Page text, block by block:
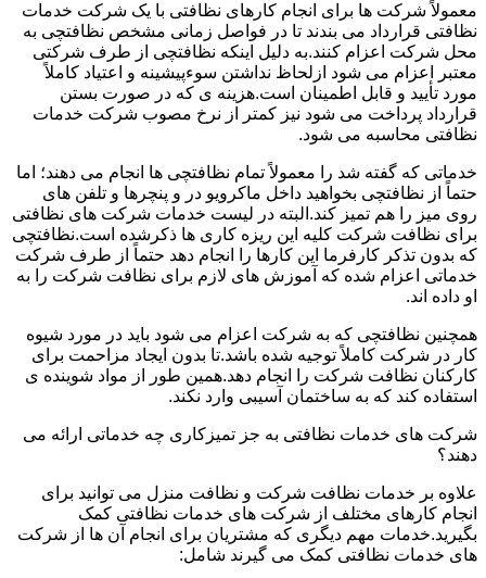
معمولاً شرکت ها برای انجام کارهای نظافتی با یک شرکت خدمات
نظافتی قرارداد می بندند تا در فواصل زمانی مشخص نظافتچی به
محل شرکت اعزام کنند.به دلیل اینکه نظافتچی از طرف شرکتی
معتبر اعزام می شود ازلحاظ نداشتن سوءپیشینه و اعتیاد کاملاً
مورد تأیید و قابل اطمینان است.هزینه ی که در صورت بستن
قرارداد پرداخت می شود نیز کمتر از نرخ مصوب شرکت خدمات
نظافتی محاسبه می شود.
خدماتی که گفته شد را معمولاً تمام نظافتچی ها انجام می دهند؛ اما
حتماً از نظافتچی بخواهید داخل ماکرویو در و پنچرها و تلفن های
روی میز را هم تمیز کند.البته در لیست خدمات شرکت های نظافتی
برای نظافت شرکت کلیه این ریزه کاری ها ذکرشده است.نظافتچی
که بدون تذکر کارفرما این کارها را انجام دهد حتماً از طرف شرکت
خدماتی اعزام شده که آموزش های لازم برای نظافت شرکت را به
او داده اند.
همچنین نظافتچی که به شرکت اعزام می شود باید در مورد شیوه
کار در شرکت کاملاً توجیه شده باشد.تا بدون ایجاد مزاحمت برای
کارکنان نظافت شرکت را انجام دهد.همین طور از مواد شوینده ی
استفاده کند که به ساختمان آسیبی وارد نکند.
شرکت های خدمات نظافتی به جز تمیزکاری چه خدماتی ارائه می
دهند؟
علاوه بر خدمات نظافت شرکت و نظافت منزل می توانید برای
انجام کارهای مختلف از شرکت های خدمات نظافتی کمک
بگیرید.خدمات مهم دیگری که مشتریان برای انجام آن ها از شرکت
های خدمات نظافتی کمک می گیرند شامل: